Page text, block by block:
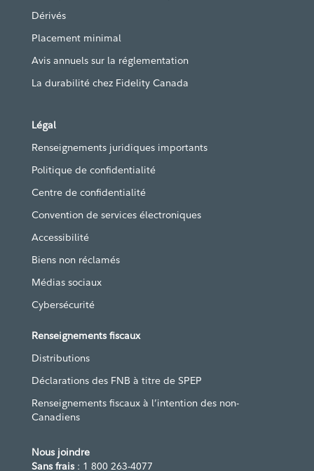
Dérivés
Placement minimal
Avis annuels sur la réglementation
La durabilité chez Fidelity Canada
Légal
Renseignements juridiques importants
Politique de confidentialité
Centre de confidentialité
Convention de services électroniques
Accessibilité
Biens non réclamés
Médias sociaux
Cybersécurité
Renseignements fiscaux
Distributions
Déclarations des FNB à titre de SPEP
Renseignements fiscaux à l’intention des non-
Canadiens
Nous joindre
Sans frais: 1 800 263-4077